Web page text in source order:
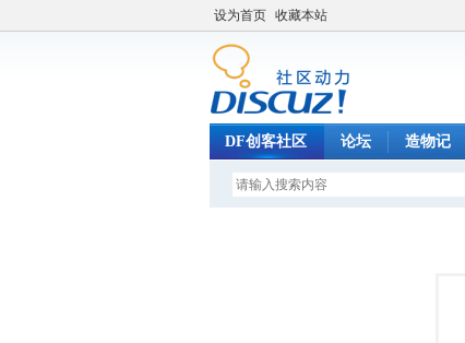
设为首页 收藏本站
DF创客社区 论坛 造物记